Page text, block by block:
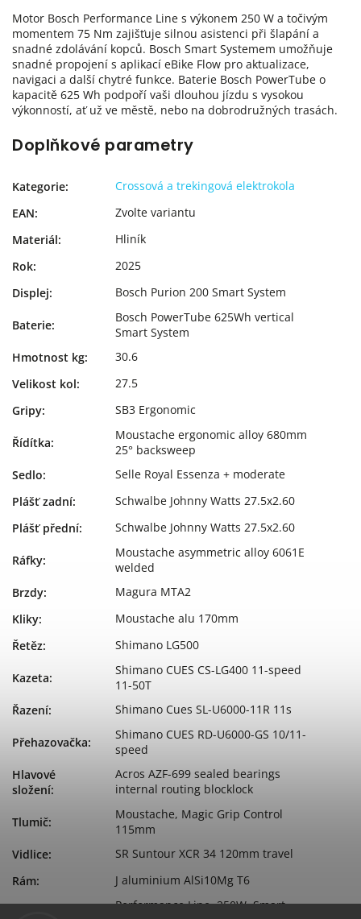
Motor Bosch Performance Line s výkonem 250 W a točivým
momentem 75 Nm zajišťuje silnou asistenci při šlapání a
snadné zdolávání kopců. Bosch Smart Systemem umožňuje
snadné propojení s aplikací eBike Flow pro aktualizace,
navigaci a další chytré funkce. Baterie Bosch PowerTube o
kapacitě 625 Wh podpoří vaši dlouhou jízdu s vysokou
výkonností, ať už ve městě, nebo na dobrodružných trasách.
Doplňkové parametry
Kategorie:
Crossová a trekingová elektrokola
EAN:
Zvolte variantu
Materiál:
Hliník
Rok:
2025
Displej: Bosch Purion 200 Smart System
Baterie:
Bosch PowerTube 625Wh vertical
Smart System
Hmotnost kg:
30.6
Velikost kol:
27.5
Gripy: SB3 Ergonomic
Řídítka:
Moustache ergonomic alloy 680mm
25° backsweep
Sedlo:
Selle Royal Essenza + moderate
Plášť zadní:
Schwalbe Johnny Watts 27.5x2.60
Plášť přední: Schwalbe Johnny Watts 27.5x2.60
Ráfky:
Moustache asymmetric alloy 6061E
welded
Brzdy:
Magura MTA2
Kliky:
Moustache alu 170mm
Řetěz: Shimano LG500
Kazeta:
Shimano CUES CS-LG400 11-speed
11-50T
Řazení: Shimano Cues SL-U6000-11R 11s
Přehazovačka:
Shimano CUES RD-U6000-GS 10/11-
speed
Hlavové
složení:
Acros AZF-699 sealed bearings
internal routing blocklock
Tlumič:
Moustache, Magic Grip Control
115mm
Vidlice:
SR Suntour XCR 34 120mm travel
Rám: J aluminium AlSi10Mg T6
Performance Line, 250W, Smart